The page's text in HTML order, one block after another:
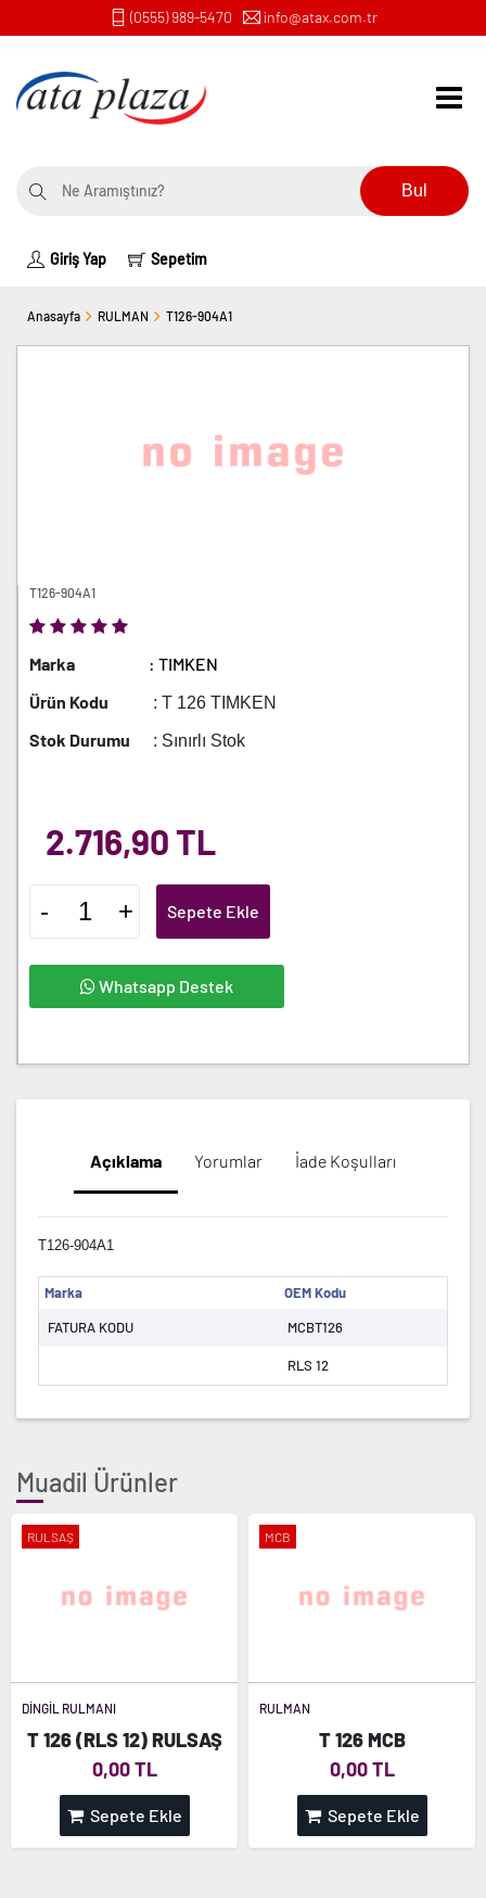
(0555) 989-5470 info@atax.com.tr
Bul
Giriş Yap Sepetim
Anasayfa RULMAN T126-904A1
T126-904A1
Marka
: TIMKEN
Ürün Kodu
: T 126 TIMKEN
Stok Durumu : Sınırlı Stok
2.716,90 TL
- + Sepete Ekle
Whatsapp Destek
Açıklama Yorumlar İade Koşulları
T126-904A1
Marka
OEM Kodu
FATURA KODU
MCBT126
RLS 12
Muadil Ürünler
RULSAŞ
DİNGİL RULMANI
T 126 (RLS 12) RULSAŞ
0,00 TL
Sepete Ekle
MCB
RULMAN
T 126 MCB
0,00 TL
Sepete Ekle